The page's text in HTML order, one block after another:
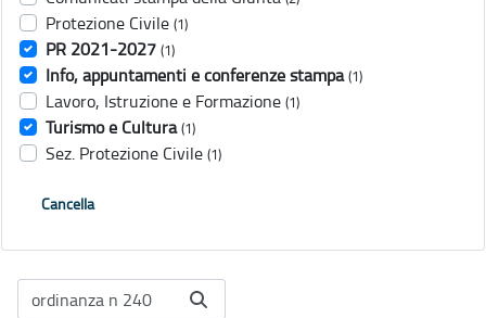
Protezione Civile (1)
PR 2021-2027 (1)
Info, appuntamenti e conferenze stampa (1)
Lavoro, Istruzione e Formazione (1)
Turismo e Cultura (1)
Sez. Protezione Civile (1)
Cancella